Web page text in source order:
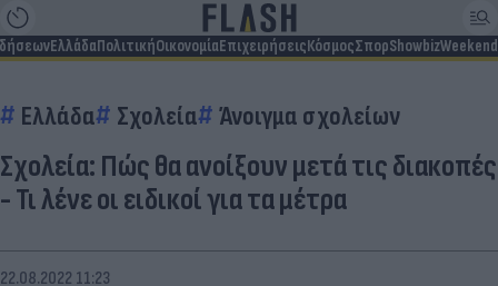
ΕλλάδαΠολιτικήΟικονομίαΕπιχειρήσειςΚόσμοςΣπορShowbizWeekend
Ελλάδα Σχολεία Άνοιγμα σχολείων
Σχολεία: Πώς θα ανοίξουν μετά τις διακοπές
- Τι λένε οι ειδικοί για τα μέτρα
22.08.2022 11:23